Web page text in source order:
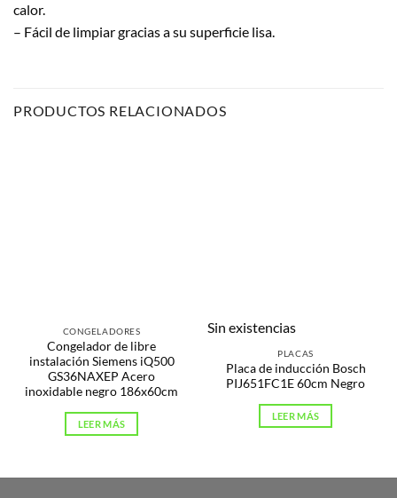
calor.
– Fácil de limpiar gracias a su superficie lisa.
PRODUCTOS RELACIONADOS
CONGELADORES
Congelador de libre
instalación Siemens iQ500
GS36NAXEP Acero
inoxidable negro 186x60cm
LEER MÁS
Sin existencias
PLACAS
Placa de inducción Bosch
PIJ651FC1E 60cm Negro
LEER MÁS